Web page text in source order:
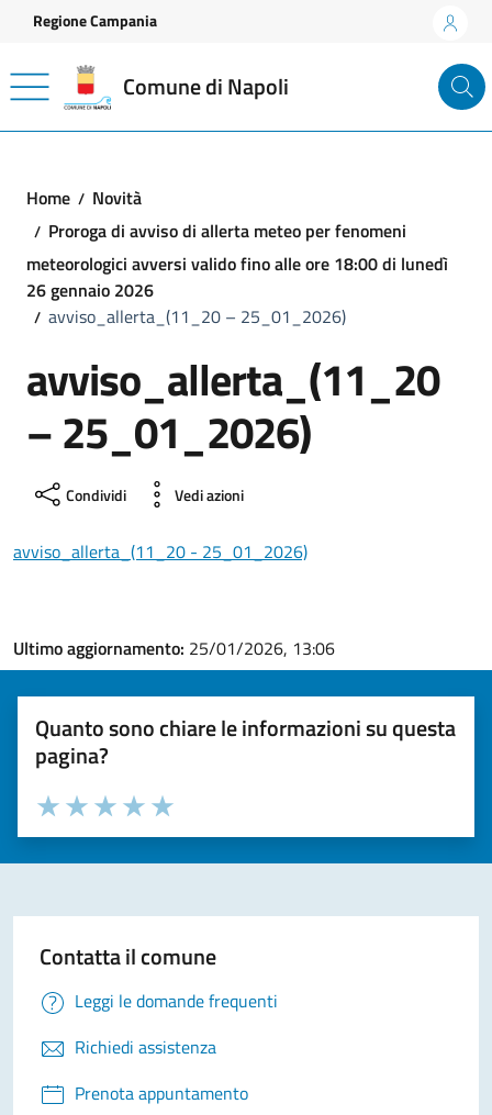
Vai ai contenuti
Vai al footer
Regione Campania
Comune di Napoli
Home
Novità
Proroga di avviso di allerta meteo per fenomeni
meteorologici avversi valido fino alle ore 18:00 di lunedì
26 gennaio 2026
avviso_allerta_(11_20 – 25_01_2026)
avviso_allerta_(11_20
– 25_01_2026)
Condividi Vedi azioni
avviso_allerta_(11_20 - 25_01_2026)
Ultimo aggiornamento: 25/01/2026, 13:06
Quanto sono chiare le informazioni su questa
pagina?
Valuta la chiarezza delle informazioni (da 1 a 5 stelle)
Seleziona il numero di stelle per valutare la chiarezza delle
Valuta 5 stelle su 5
Valuta 4 stelle su 5
Valuta 3 stelle su 5
Valuta 2 stelle su 5
Valuta 1 stelle su 5
Contatta il comune
Leggi le domande frequenti
Richiedi assistenza
Prenota appuntamento